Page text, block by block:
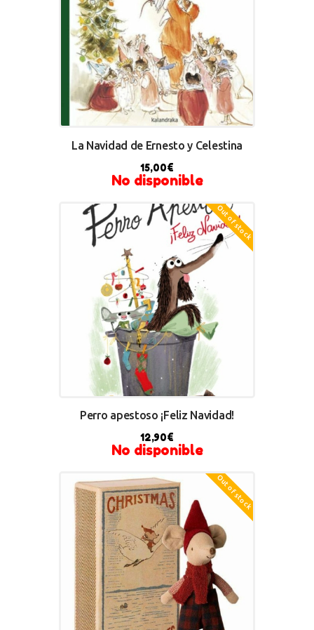
La Navidad de Ernesto y Celestina
15,00€
No disponible
Out of stock
Perro apestoso ¡Feliz Navidad!
12,90€
No disponible
Out of stock